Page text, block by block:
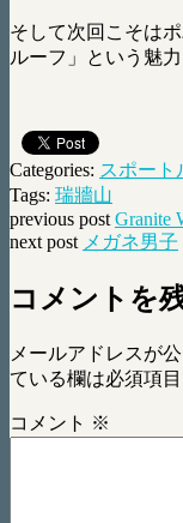
そして次回こそは
ルーフ」という魅
Categories: スポート
Tags: 瑞牆山
previous post Granite
next post メガネ男子
コメントを
メールアドレスが
ている欄は必須項
コメント ※